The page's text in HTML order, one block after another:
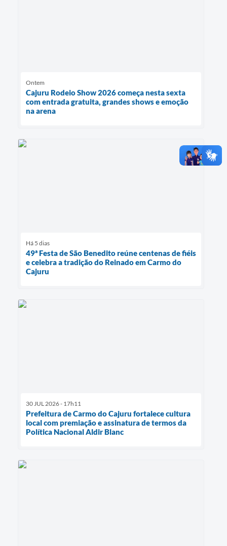
Ontem
Cajuru Rodeio Show 2026 começa nesta sexta
com entrada gratuita, grandes shows e emoção
na arena
Há 5 dias
49ª Festa de São Benedito reúne centenas de fiéis
e celebra a tradição do Reinado em Carmo do
Cajuru
30 JUL 2026 - 17h11
Prefeitura de Carmo do Cajuru fortalece cultura
local com premiação e assinatura de termos da
Política Nacional Aldir Blanc